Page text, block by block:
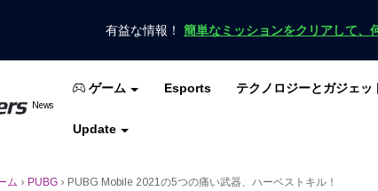
有益な情報！ 簡単なミッションをクリアして、
VCGamers ニュース
News
VCGamersだけで最新のゲームニュースを入手
ゲーム Esports テクノロジーとガジェッ
Update
フリーファイア
ム › PUBG › PUBG Mobile 2021の5つの痛い武器、ハーベストキル！